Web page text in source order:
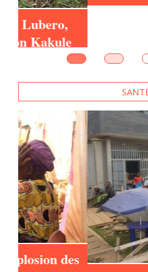
RDC : A la
l’Ouganda, des